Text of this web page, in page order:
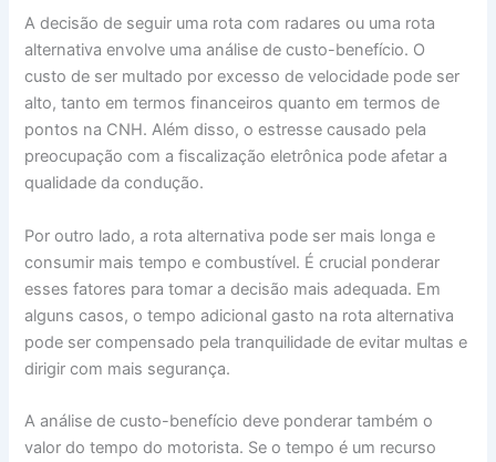
A decisão de seguir uma rota com radares ou uma rota
alternativa envolve uma análise de custo-benefício. O
custo de ser multado por excesso de velocidade pode ser
alto, tanto em termos financeiros quanto em termos de
pontos na CNH. Além disso, o estresse causado pela
preocupação com a fiscalização eletrônica pode afetar a
qualidade da condução.
Por outro lado, a rota alternativa pode ser mais longa e
consumir mais tempo e combustível. É crucial ponderar
esses fatores para tomar a decisão mais adequada. Em
alguns casos, o tempo adicional gasto na rota alternativa
pode ser compensado pela tranquilidade de evitar multas e
dirigir com mais segurança.
A análise de custo-benefício deve ponderar também o
valor do tempo do motorista. Se o tempo é um recurso